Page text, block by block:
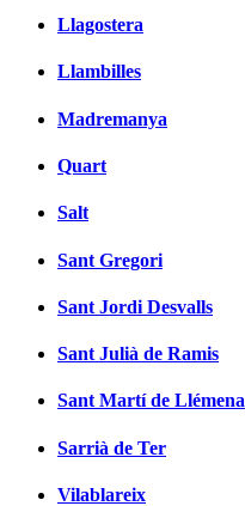
Llagostera
Llambilles
Madremanya
Quart
Salt
Sant Gregori
Sant Jordi Desvalls
Sant Julià de Ramis
Sant Martí de Llémena
Sarrià de Ter
Vilablareix